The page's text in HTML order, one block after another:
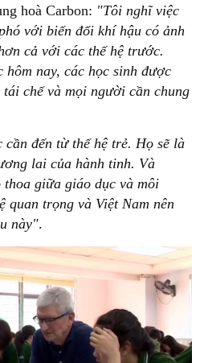
hoà Carbon: "Tôi nghĩ việc
với biến đổi khí hậu có ảnh
cả với các thế hệ trước.
nay, các học sinh được
chế và mọi người cần chung
đến từ thế hệ trẻ. Họ sẽ là
lai của hành tinh. Và
giữa giáo dục và môi
quan trọng và Việt Nam nên
này".